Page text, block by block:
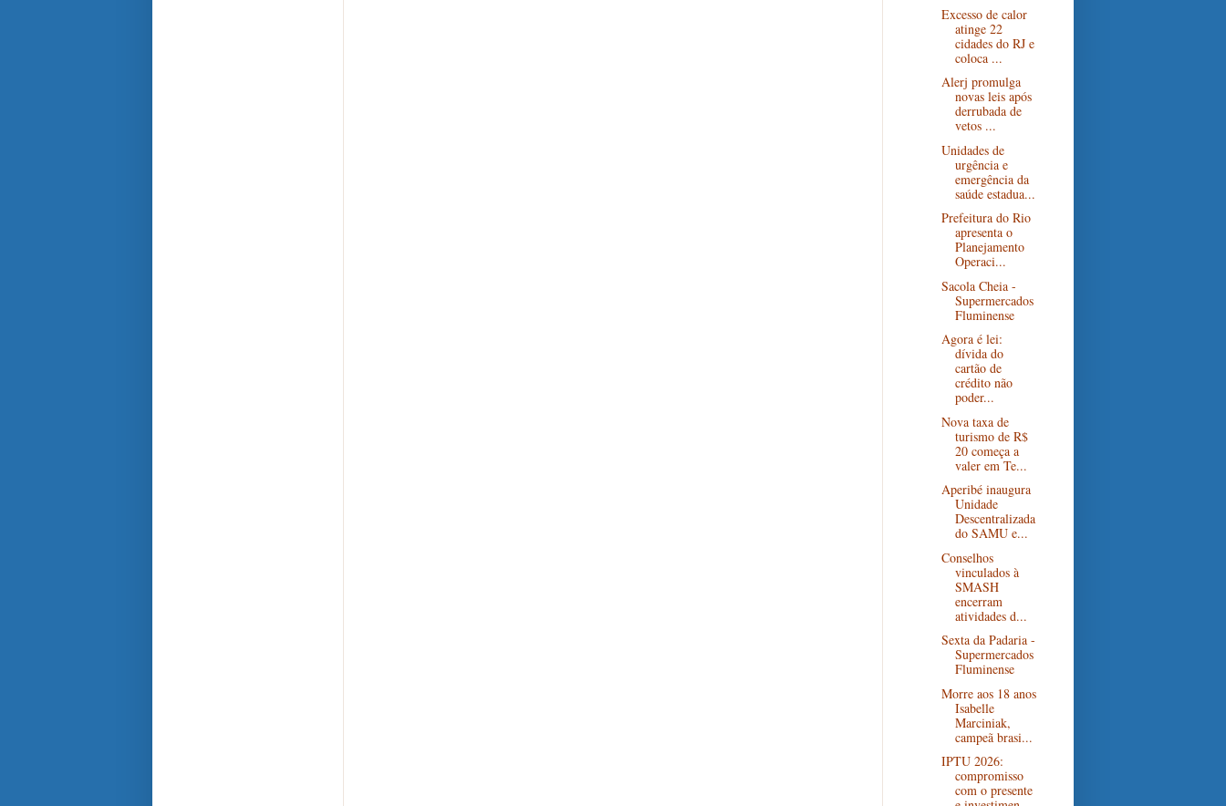
Excesso de calor
atinge 22
cidades do RJ e
coloca ...
Alerj promulga
novas leis após
derrubada de
vetos ...
Unidades de
urgência e
emergência da
saúde estadua...
Prefeitura do Rio
apresenta o
Planejamento
Operaci...
Sacola Cheia -
Supermercados
Fluminense
Agora é lei:
dívida do
cartão de
crédito não
poder...
Nova taxa de
turismo de R$
20 começa a
valer em Te...
Aperibé inaugura
Unidade
Descentralizada
do SAMU e...
Conselhos
vinculados à
SMASH
encerram
atividades d...
Sexta da Padaria -
Supermercados
Fluminense
Morre aos 18 anos
Isabelle
Marciniak,
campeã brasi...
IPTU 2026:
compromisso
com o presente